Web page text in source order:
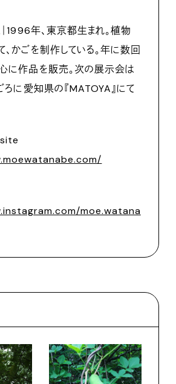
1996年、東京都生まれ。植物
かごを制作している。年に数回
に作品を販売。次の展示会は
に愛知県の『MATOYA』にて
moe.watana